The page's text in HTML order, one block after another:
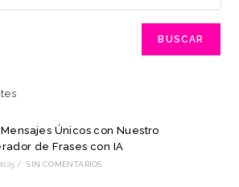
BUSCAR
Únicos con Nuestro
de Frases con IA
/ SIN COMENTARIOS